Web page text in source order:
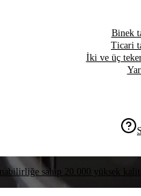
Binek
Ticari
İki ve üç
sahip 20.000 yüksek